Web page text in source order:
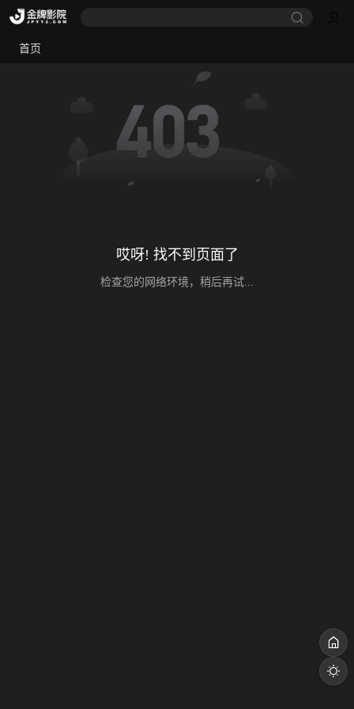
首页
哎呀! 找不到页面了
检查您的网络环境，稍后再试...